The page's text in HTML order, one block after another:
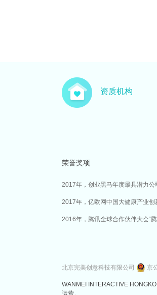
资质机构
荣誉奖项
2017年，创业黑马年度最具潜力公
2017年，亿欧网中国大健康产业创
2016年，腾讯全球合作伙伴大会“
北京完美创意科技有限公司 京
WANMEI INTERACTIVE
运营。